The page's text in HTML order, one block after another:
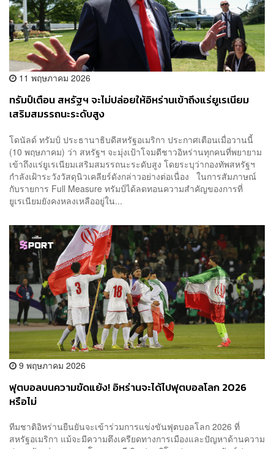
11 พฤษภาคม 2026
ทรัมป์เตือน สหรัฐฯ จะไม่ปล่อยให้อิหร่านเข้าถึงแร่ยูเรเนียม
เสริมสมรรถนะระดับสูง
โดนัลด์ ทรัมป์ ประธานาธิบดีสหรัฐอเมริกา ประกาศเตือนเมื่อวานนี้
(10 พฤษภาคม) ว่า สหรัฐฯ จะมุ่งเป้าโจมตีชาวอิหร่านทุกคนที่พยายาม
เข้าถึงแร่ยูเรเนียมเสริมสมรรถนะระดับสูง โดยระบุว่ากองทัพสหรัฐฯ
กำลังเฝ้าระวังวัสดุนิวเคลียร์ดังกล่าวอย่างต่อเนื่อง ในการสัมภาษณ์
กับรายการ Full Measure ทรัมป์ได้ลดทอนความสำคัญของการที่
ยูเรเนียมยังคงหลงเหลืออยู่ใน...
9 พฤษภาคม 2026
ฟุตบอลบนความขัดแย้ง! อิหร่านจะได้ไปฟุตบอลโลก 2026
หรือไม่
ทีมชาติอิหร่านยืนยันจะเข้าร่วมการแข่งขันฟุตบอลโลก 2026 ที่
สหรัฐอเมริกา แม้จะมีความตึงเครียดทางการเมืองและปัญหาด้านความ